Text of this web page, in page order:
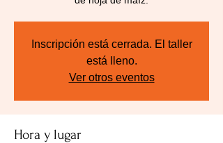
Inscripción está cerrada. El taller
está lleno.
Ver otros eventos
Hora y lugar